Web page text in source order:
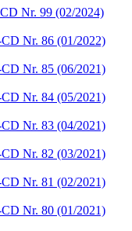
Nr. 99 (02/2024)
Nr. 86 (01/2022)
Nr. 85 (06/2021)
Nr. 84 (05/2021)
Nr. 83 (04/2021)
Nr. 82 (03/2021)
Nr. 81 (02/2021)
Nr. 80 (01/2021)